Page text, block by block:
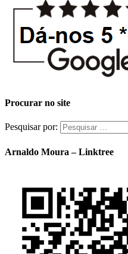
Procurar no site
Pesquisar por:
Arnaldo Moura – Linktree